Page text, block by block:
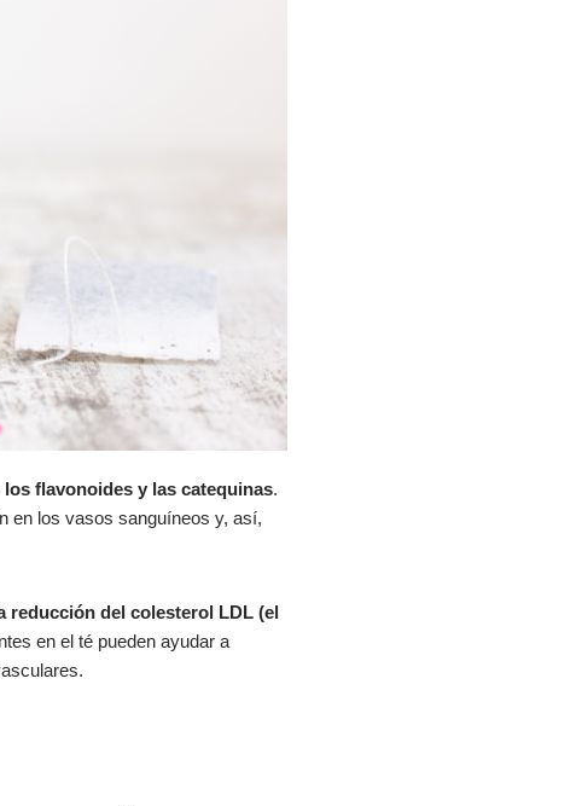
flavonoides y las catequinas.
en los vasos sanguíneos y, así,
reducción del colesterol LDL (el
en el té pueden ayudar a